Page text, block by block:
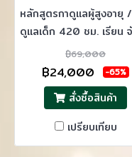
หลักสูตรกาดูแลผู้สูงอายุ
ดูแลเด็ก 420 ชม. เรียน
- ศุกร์ เรียน 1 เดือน / อ
ฝึกงาน 2 เดือน รวม 3 เดือ
฿69,000
฿24,000 -65%
สั่งซื้อสินค้า
เปรียบเทียบ